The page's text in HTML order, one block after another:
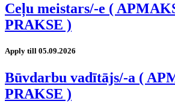
Ceļu meistars/-e (
PRAKSE )
Apply till 05.09.2026
Būvdarbu vadītājs/-a (
PRAKSE )